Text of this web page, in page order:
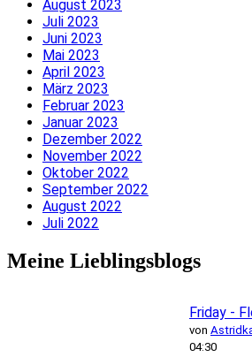
August 2023
Juli 2023
Juni 2023
Mai 2023
April 2023
März 2023
Februar 2023
Januar 2023
Dezember 2022
November 2022
Oktober 2022
September 2022
August 2022
Juli 2022
Meine Lieblingsblogs
Friday -
von
04:30